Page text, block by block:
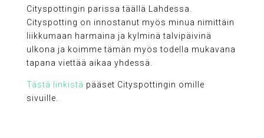
Cityspottingin parissa täällä Lahdessa.
Cityspotting on innostanut myös minua nimittäin
liikkumaan harmaina ja kylminä talvipäivinä
ulkona ja koimme tämän myös todella mukavana
tapana viettää aikaa yhdessä.
Tästä linkistä pääset Cityspottingin omille
sivuille.